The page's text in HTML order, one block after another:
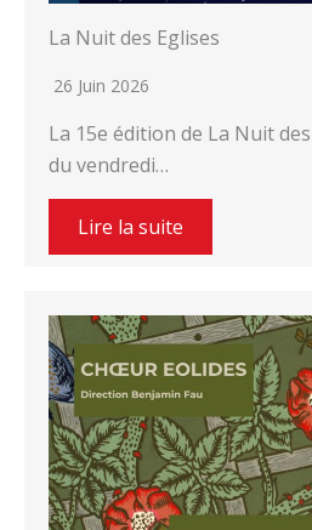
La Nuit des Eglises
26 Juin 2026
La 15e édition de La Nuit
du vendredi…
Lire la suite